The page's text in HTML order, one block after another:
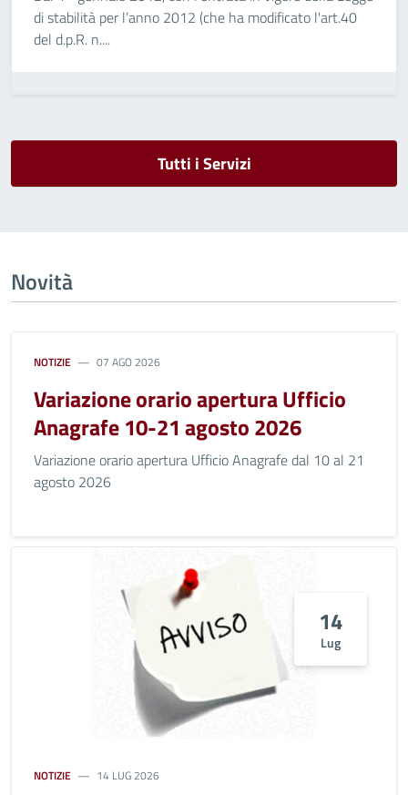
di stabilità per l’anno 2012 (che ha modificato l'art.40
del d.p.R. n....
Tutti i Servizi
Novità
NOTIZIE 07 AGO 2026
Variazione orario apertura Ufficio
Anagrafe 10-21 agosto 2026
Variazione orario apertura Ufficio Anagrafe dal 10 al 21
agosto 2026
14
Lug
NOTIZIE 14 LUG 2026